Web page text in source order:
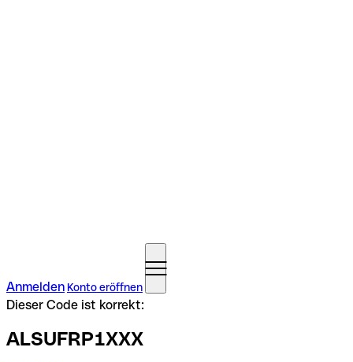
Anmelden Konto eröffnen
Dieser Code ist korrekt:
ALSUFRP1XXX